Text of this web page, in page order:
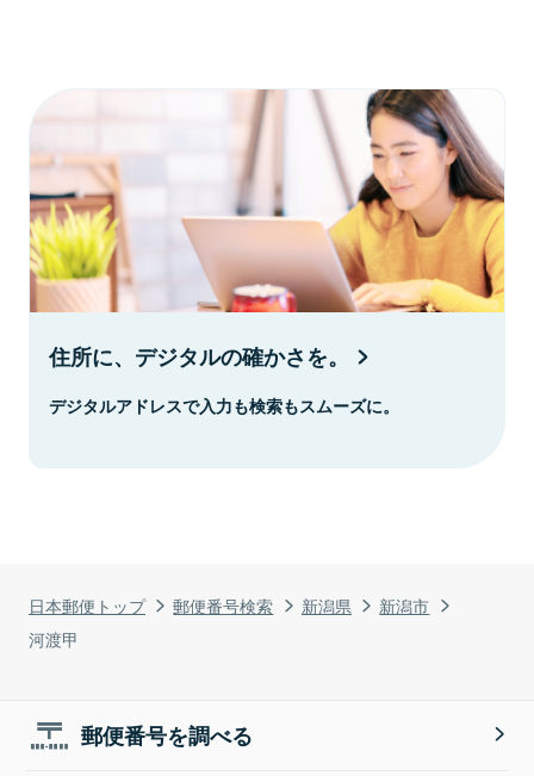
日本郵便トップ 郵便番号検索 新潟県
新潟市
河渡甲
住所に、デジタルの確かさを。
デジタルアドレスで入力も検索もスムーズに。
郵便番号を調べる